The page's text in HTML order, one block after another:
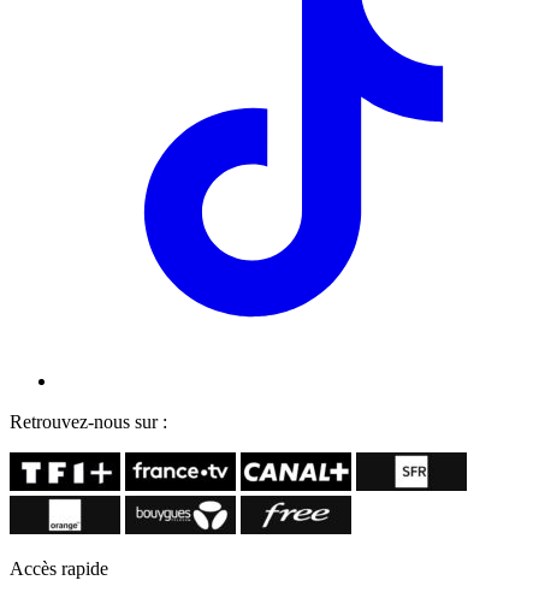
Retrouvez-nous sur :
Accès rapide